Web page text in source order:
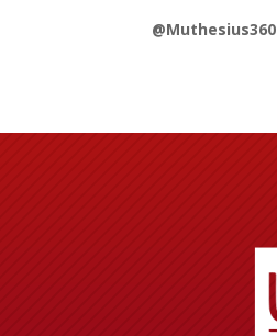
@Muthesius360